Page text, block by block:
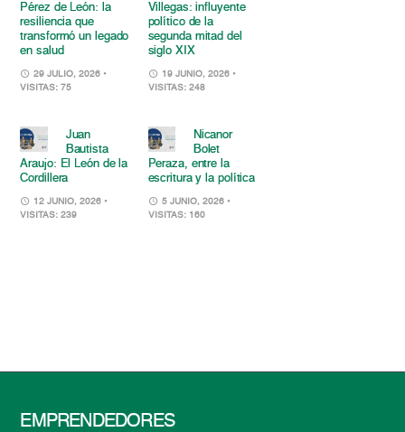
Pérez de León: la
resiliencia que
transformó un legado
en salud
29 JULIO, 2026 •
VISITAS: 75
Villegas: influyente
político de la
segunda mitad del
siglo XIX
19 JUNIO, 2026 •
VISITAS: 248
Juan
Bautista
Araujo: El León de la
Cordillera
12 JUNIO, 2026 •
VISITAS: 239
Nicanor
Bolet
Peraza, entre la
escritura y la política
5 JUNIO, 2026 •
VISITAS: 160
EMPRENDEDORES